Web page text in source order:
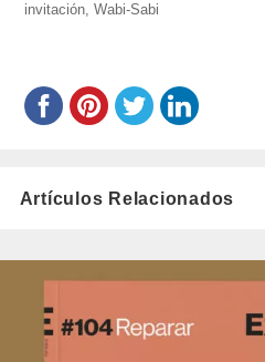
invitación,Wabi-Sabi
Artículos Relacionados